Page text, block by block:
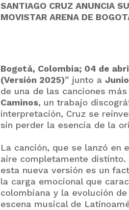
SANTIAGO CRUZ ANUNCIA
MOVISTAR ARENA DE
Bogotá, Colombia; 04 de
(Versión 2025)” junto a
de una de las canciones
Caminos, un trabajo
interpretación, Cruz se
sin perder la esencia de la
La canción, que se lanzó en
aire completamente
esta nueva versión es un
la carga emocional que
colombiana y la evolución
escena musical de